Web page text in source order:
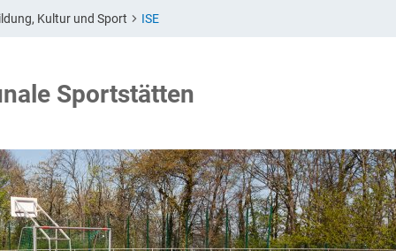
Sonderseite Kommunale Klima-Offensive
Soziales, Jugend, Familie und Gesundheit
Bildung, Kultur und Sport
Ansprechpartner
Geschäftsbericht
Kultur und Sport ISE
Sportstätten